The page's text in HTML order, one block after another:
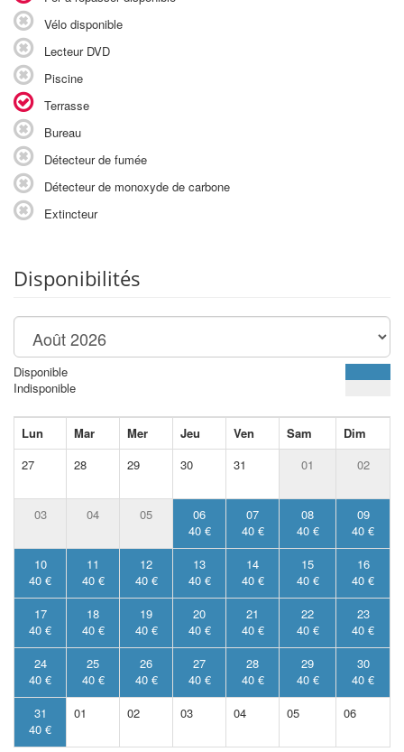
Vélo disponible
Lecteur DVD
Piscine
Terrasse
Bureau
Détecteur de fumée
Détecteur de monoxyde de carbone
Extincteur
Disponibilités
Disponible
Indisponible
Lun Mar Mer Jeu Ven Sam
Dim
27
28 29 30 31 01 02
03 04 05
06
40 €
07
40 €
08
40 €
09
40 €
10
40 €
11
40 €
12
40 €
13
40 €
14
40 €
15
40 €
16
40 €
17
40 €
18
40 €
19
40 €
20
40 €
21
40 €
22
40 €
23
40 €
24
40 €
25
40 €
26
40 €
27
40 €
28
40 €
29
40 €
30
40 €
31
40 €
01 02 03 04 05 06